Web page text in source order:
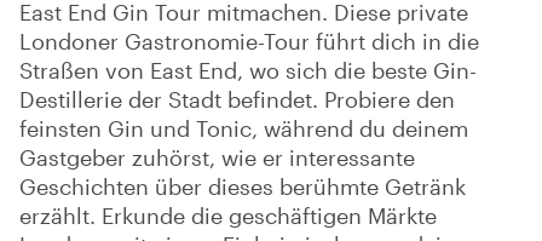
East End Gin Tour mitmachen. Diese private
Londoner Gastronomie-Tour führt dich in die
Straßen von East End, wo sich die beste Gin-
Destillerie der Stadt befindet. Probiere den
feinsten Gin und Tonic, während du deinem
Gastgeber zuhörst, wie er interessante
Geschichten über dieses berühmte Getränk
erzählt. Erkunde die geschäftigen Märkte